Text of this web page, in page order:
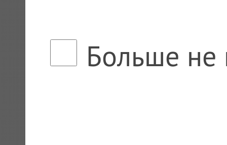
Больше не